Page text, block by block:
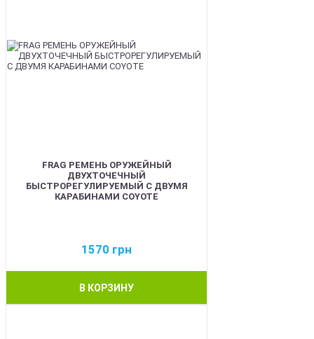
FRAG РЕМЕНЬ ОРУЖЕЙНЫЙ
ДВУХТОЧЕЧНЫЙ
БЫСТРОРЕГУЛИРУЕМЫЙ С ДВУМЯ
КАРАБИНАМИ COYOTE
1570 грн
В КОРЗИНУ